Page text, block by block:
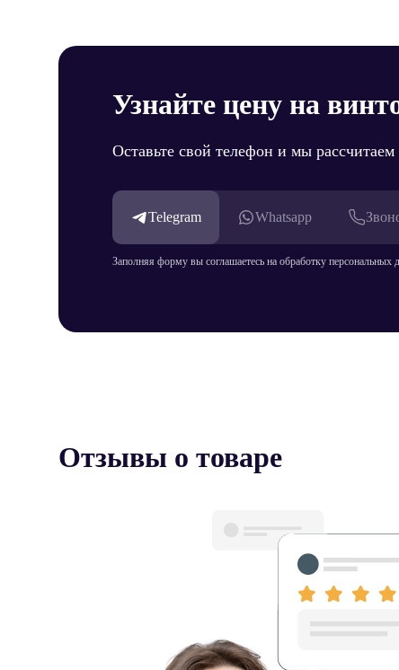
Узнайте цену на
Оставьте свой телефон и мы
Telegram Whatsapp
Заполняя форму вы соглашаетесь на обработку персональных
Отзывы о товаре